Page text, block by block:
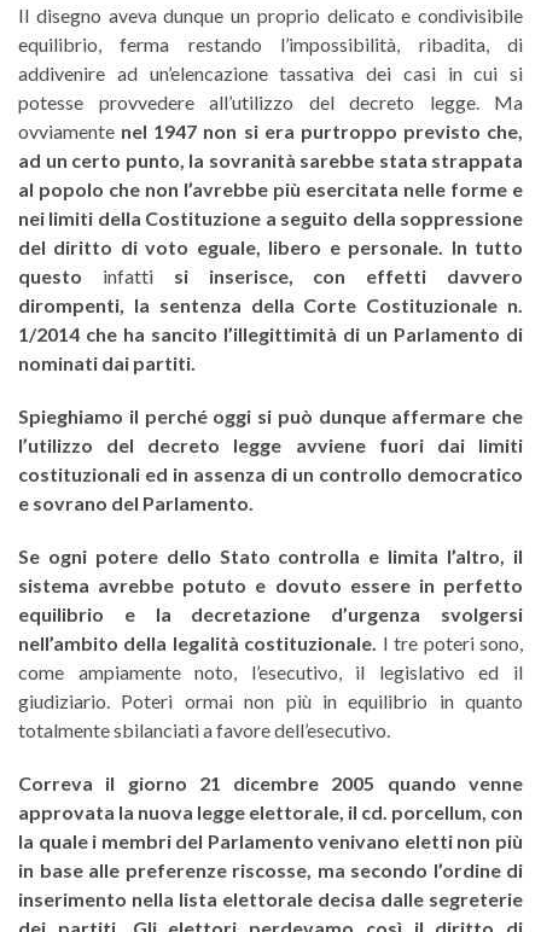
Il disegno aveva dunque un proprio delicato e condivisibile
equilibrio, ferma restando l’impossibilità, ribadita, di
addivenire ad un’elencazione tassativa dei casi in cui si
potesse provvedere all’utilizzo del decreto legge. Ma
ovviamente nel 1947 non si era purtroppo previsto che,
ad un certo punto, la sovranità sarebbe stata strappata
al popolo che non l’avrebbe più esercitata nelle forme e
nei limiti della Costituzione a seguito della soppressione
del diritto di voto eguale, libero e personale. In tutto
questo infatti si inserisce, con effetti davvero
dirompenti, la sentenza della Corte Costituzionale n.
1/2014 che ha sancito l’illegittimità di un Parlamento di
nominati dai partiti.
Spieghiamo il perché oggi si può dunque affermare che
l’utilizzo del decreto legge avviene fuori dai limiti
costituzionali ed in assenza di un controllo democratico
e sovrano del Parlamento.
Se ogni potere dello Stato controlla e limita l’altro, il
sistema avrebbe potuto e dovuto essere in perfetto
equilibrio e la decretazione d’urgenza svolgersi
nell’ambito della legalità costituzionale. I tre poteri sono,
come ampiamente noto, l’esecutivo, il legislativo ed il
giudiziario. Poteri ormai non più in equilibrio in quanto
totalmente sbilanciati a favore dell’esecutivo.
Correva il giorno 21 dicembre 2005 quando venne
approvata la nuova legge elettorale, il cd. porcellum, con
la quale i membri del Parlamento venivano eletti non più
in base alle preferenze riscosse, ma secondo l’ordine di
inserimento nella lista elettorale decisa dalle segreterie